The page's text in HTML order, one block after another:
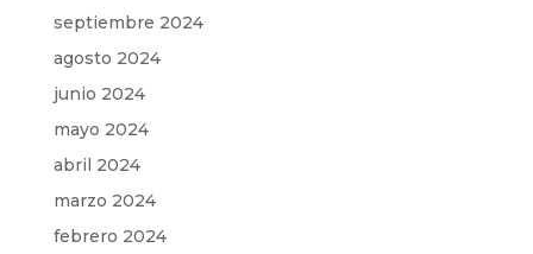
septiembre 2024
agosto 2024
junio 2024
mayo 2024
abril 2024
marzo 2024
febrero 2024